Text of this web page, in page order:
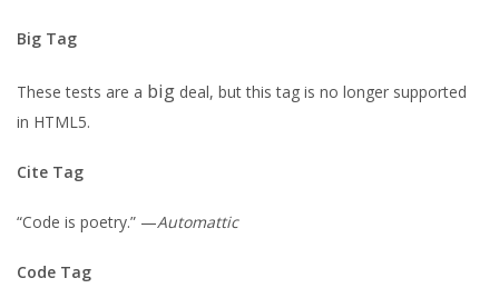
Big Tag
These tests are a big deal, but this tag is no longer supported
in HTML5.
Cite Tag
“Code is poetry.” —Automattic
Code Tag